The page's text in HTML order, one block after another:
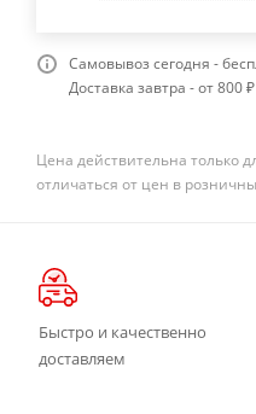
Самовывоз сегодня -
Доставка завтра - от 800 ₽
Цена действительна только
отличаться от цен в
Быстро и качественно
доставляем